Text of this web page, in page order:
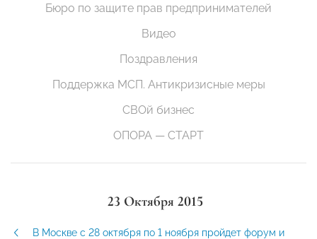
Бюро по защите прав предпринимателей
Видео
Поздравления
Поддержка МСП. Антикризисные меры
СВОй бизнес
ОПОРА — СТАРТ
23 Октября 2015
В Москве с 28 октября по 1 ноября пройдет форум и